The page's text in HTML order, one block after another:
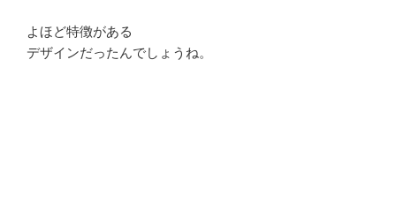
よほど特徴がある
デザインだったんでしょうね。